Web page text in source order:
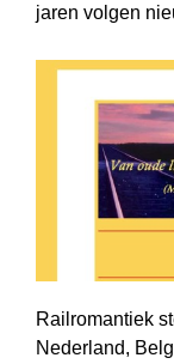
jaren volgen
Railromantiek
Nederland,